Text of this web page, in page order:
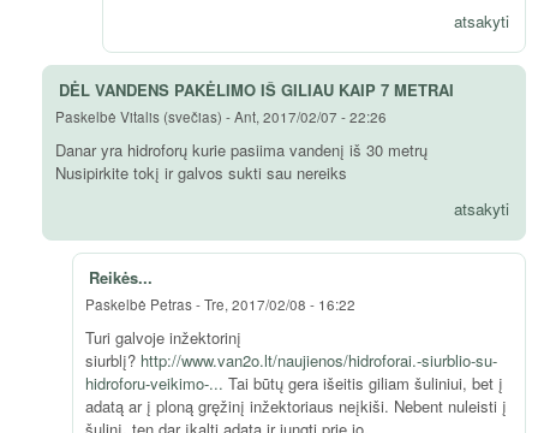
atsakyti
DĖL VANDENS PAKĖLIMO IŠ GILIAU KAIP 7 METRAI
Paskelbė Vitalis (svečias) -Ant, 2017/02/07 - 22:26
Danar yra hidroforų kurie pasiima vandenį iš 30 metrų
Nusipirkite tokį ir galvos sukti sau nereiks
atsakyti
Reikės...
Paskelbė Petras-Tre, 2017/02/08 - 16:22
Turi galvoje inžektorinį
siurblį? http://www.van2o.lt/naujienos/hidroforai.-siurblio-su-
hidroforu-veikimo-... Tai būtų gera išeitis giliam šuliniui, bet į
adatą ar į ploną gręžinį inžektoriaus neįkiši. Nebent nuleisti į